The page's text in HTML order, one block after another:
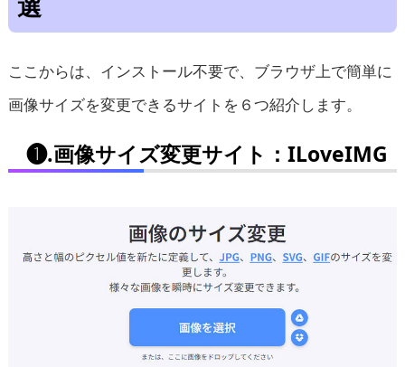
ここからは、インストール不要で、ブラウザ上で簡単に
画像サイズを変更できるサイトを６つ紹介します。
❶.画像サイズ変更サイト：ILoveIMG